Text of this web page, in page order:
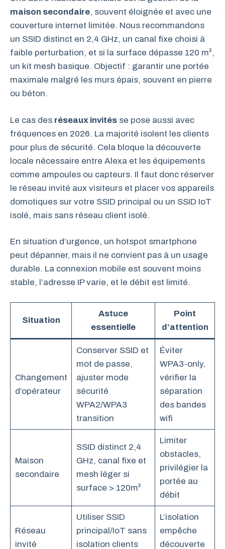
maison secondaire, souvent éloignée et avec une
couverture internet limitée. Nous recommandons
un SSID distinct en 2,4 GHz, un canal fixe choisi à
faible perturbation, et si la surface dépasse 120 m²,
un kit mesh basique. Objectif : garantir une portée
maximale malgré les murs épais, souvent en pierre
ou béton.
Le cas des réseaux invités se pose aussi avec
fréquences en 2026. La majorité isolent les clients
pour plus de sécurité. Cela bloque la découverte
locale nécessaire entre Alexa et les équipements
comme ampoules ou capteurs. Il faut donc réserver
le réseau invité aux visiteurs et placer vos appareils
domotiques sur votre SSID principal ou un SSID IoT
isolé, mais sans réseau client isolé.
En situation d’urgence, un hotspot smartphone
peut dépanner, mais il ne convient pas à un usage
durable. La connexion mobile est souvent moins
stable, l’adresse IP varie, et le débit est limité.
Situation
Astuce
essentielle
Point
d’attention
Changement
d’opérateur
Conserver SSID et
mot de passe,
ajuster mode
sécurité
WPA2/WPA3
transition
Éviter
WPA3-only,
vérifier la
séparation
des bandes
wifi
Maison
secondaire
SSID distinct 2,4
GHz, canal fixe et
mesh léger si
surface > 120m²
Limiter
obstacles,
privilégier la
portée au
débit
Réseau
invité
Utiliser SSID
principal/IoT sans
isolation clients
L’isolation
empêche
découverte